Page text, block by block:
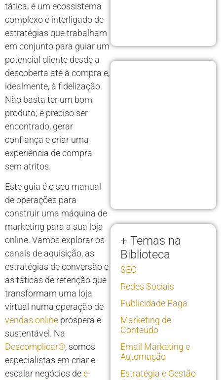
tática; é um ecossistema
complexo e interligado de
estratégias que trabalham
em conjunto para guiar um
potencial cliente desde a
descoberta até à compra e,
idealmente, à fidelização.
Não basta ter um bom
produto; é preciso ser
encontrado, gerar
confiança e criar uma
experiência de compra
sem atritos.
Este guia é o seu manual
de operações para
construir uma máquina de
marketing para a sua loja
online. Vamos explorar os
canais de aquisição, as
estratégias de conversão e
as táticas de retenção que
transformam uma loja
virtual numa operação de
vendas online próspera e
sustentável. Na
Descomplicar®, somos
especialistas em criar e
escalar negócios dee-
+ Temas na
Biblioteca
SEO
Redes Sociais
Publicidade Paga
Marketing de
Conteúdo
Email Marketing e
Automação
Estratégia e Gestão